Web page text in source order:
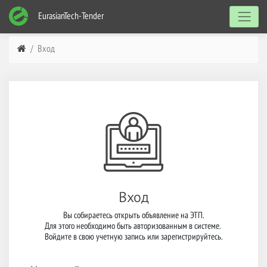
EurasianTech-Tender
Вход
Вход
Вы собираетесь открыть объявление на ЭТП.
Для этого необходимо быть авторизованным в системе.
Войдите в свою учетную запись или зарегистрируйтесь.